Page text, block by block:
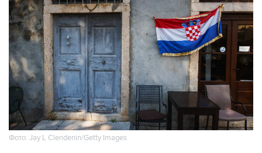
Фото: Jay L Clendenin/Getty Images